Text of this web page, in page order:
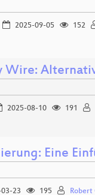
2025-09-05 152
Wire:
2025-08-10 191
Eine
23 195 Robert